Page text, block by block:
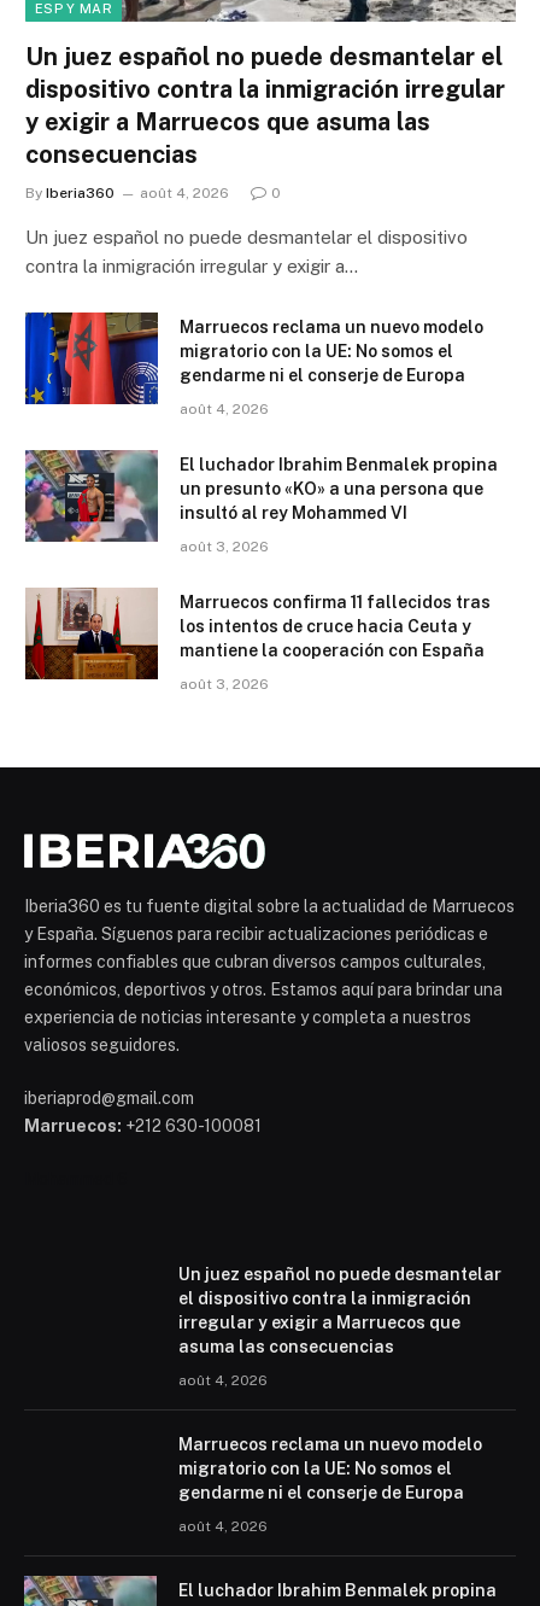
ESP Y MAR
Un juez español no puede desmantelar el
dispositivo contra la inmigración irregular
y exigir a Marruecos que asuma las
consecuencias
By Iberia360 août 4, 2026 0
Un juez español no puede desmantelar el dispositivo
contra la inmigración irregular y exigir a…
Marruecos reclama un nuevo modelo
migratorio con la UE: No somos el
gendarme ni el conserje de Europa
août 4, 2026
El luchador Ibrahim Benmalek propina
un presunto «KO» a una persona que
insultó al rey Mohammed VI
août 3, 2026
Marruecos confirma 11 fallecidos tras
los intentos de cruce hacia Ceuta y
mantiene la cooperación con España
août 3, 2026
Iberia360 es tu fuente digital sobre la actualidad de Marruecos
y España. Síguenos para recibir actualizaciones periódicas e
informes confiables que cubran diversos campos culturales,
económicos, deportivos y otros. Estamos aquí para brindar una
experiencia de noticias interesante y completa a nuestros
valiosos seguidores.
iberiaprod@gmail.com
Marruecos: +212 630-100081
Un juez español no puede desmantelar
el dispositivo contra la inmigración
irregular y exigir a Marruecos que
asuma las consecuencias
août 4, 2026
Marruecos reclama un nuevo modelo
migratorio con la UE: No somos el
gendarme ni el conserje de Europa
août 4, 2026
El luchador Ibrahim Benmalek propina